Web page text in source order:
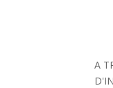
A